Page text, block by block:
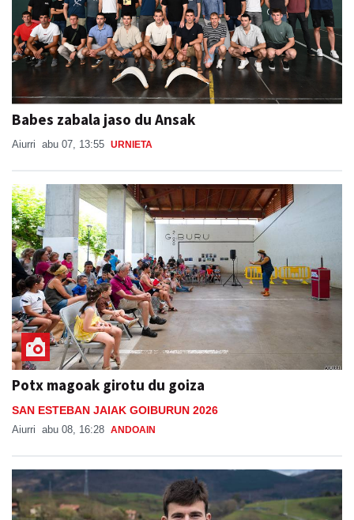
Babes zabala jaso du Ansak
Aiurri abu 07, 13:55 URNIETA
Potx magoak girotu du goiza
SAN ESTEBAN JAIAK GOIBURUN 2026
Aiurri abu 08, 16:28 ANDOAIN